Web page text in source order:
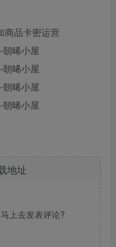
商品卡密运营
地址
上去发表评论?